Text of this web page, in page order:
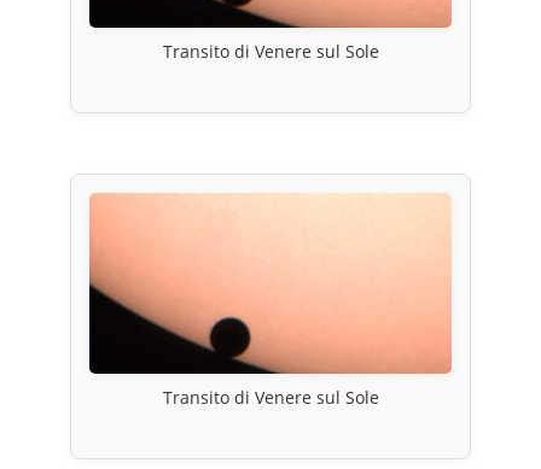
Transito di Venere sul Sole
Transito di Venere sul Sole